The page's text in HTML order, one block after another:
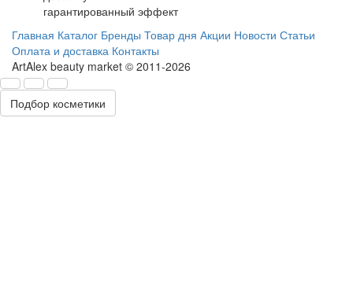
гарантированный эффект
Главная Каталог Бренды Товар дня Акции Новости Статьи
Оплата и доставка Контакты
ArtAlex beauty market © 2011-2026
Подбор косметики